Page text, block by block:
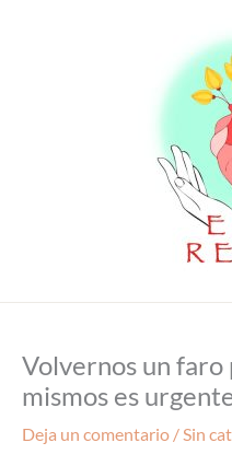
Volvernos un faro
mismos es
Deja un comentario /Sin